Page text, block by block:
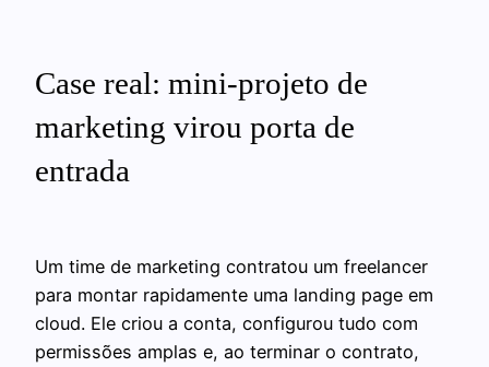
Case real: mini‑projeto de
marketing virou porta de
entrada
Um time de marketing contratou um freelancer
para montar rapidamente uma landing page em
cloud. Ele criou a conta, configurou tudo com
permissões amplas e, ao terminar o contrato,